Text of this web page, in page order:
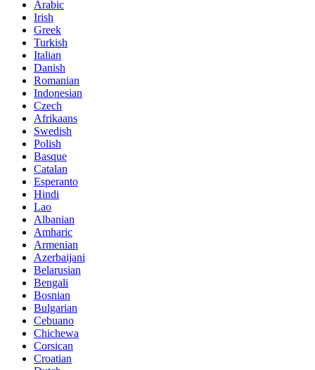
Arabic
Irish
Greek
Turkish
Italian
Danish
Romanian
Indonesian
Czech
Afrikaans
Swedish
Polish
Basque
Catalan
Esperanto
Hindi
Lao
Albanian
Amharic
Armenian
Azerbaijani
Belarusian
Bengali
Bosnian
Bulgarian
Cebuano
Chichewa
Corsican
Croatian